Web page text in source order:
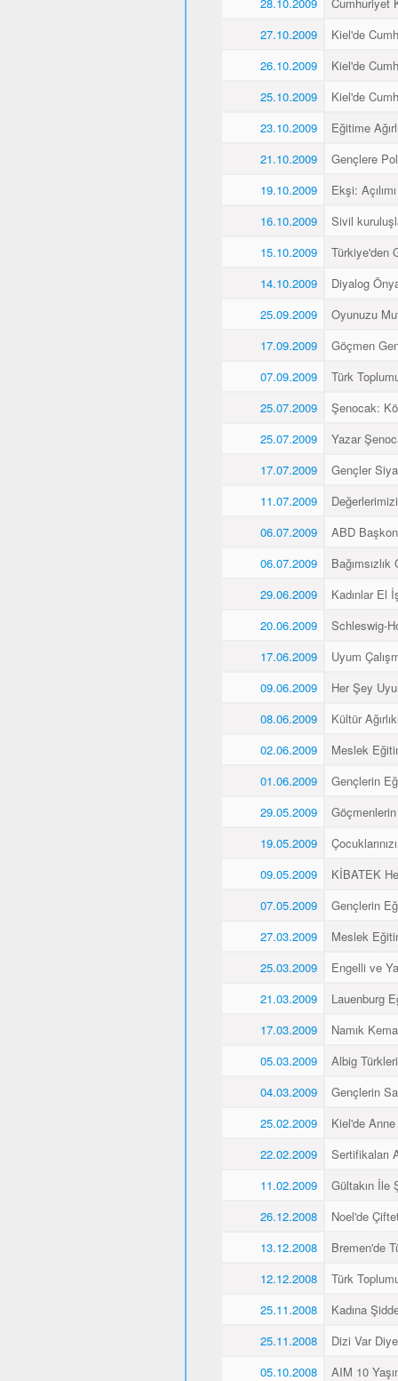
27.10.2009
Kiel'de
26.10.2009
Kiel'de
25.10.2009
Kiel'de
23.10.2009
Eğitime
21.10.2009
Gençlere
19.10.2009
Ekşi:
16.10.2009
Sivil
15.10.2009
Türkiye'den
14.10.2009
Diyalog
25.09.2009
Oyunuzu
17.09.2009
Göçmen
07.09.2009
Türk
25.07.2009
Şenocak:
25.07.2009
Yazar
17.07.2009
Gençler
11.07.2009
06.07.2009
ABD
06.07.2009
29.06.2009
Kadınlar El
20.06.2009
Schleswig-
17.06.2009
Uyum
09.06.2009
Her Şey
08.06.2009
Kültür
02.06.2009
Meslek
01.06.2009
Gençlerin
29.05.2009
Göçmenlerin
19.05.2009
09.05.2009
KİBATEK
07.05.2009
Gençlerin
27.03.2009
Meslek
25.03.2009
Engelli ve
21.03.2009
Lauenburg
17.03.2009
Namık
05.03.2009
Albig
04.03.2009
Gençlerin
25.02.2009
Kiel'de
22.02.2009
Sertifikaları
11.02.2009
Gültakın İle
26.12.2008
Noel'de
13.12.2008
Bremen'de
12.12.2008
Türk
25.11.2008
Kadına
25.11.2008
Dizi Var
05.10.2008
AIM 10